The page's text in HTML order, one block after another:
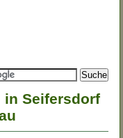
Seifersdorf